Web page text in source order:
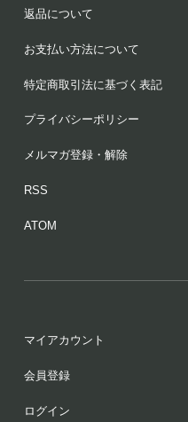
返品について
お支払い方法について
特定商取引法に基づく表記
プライバシーポリシー
メルマガ登録・解除
RSS
ATOM
マイアカウント
会員登録
ログイン